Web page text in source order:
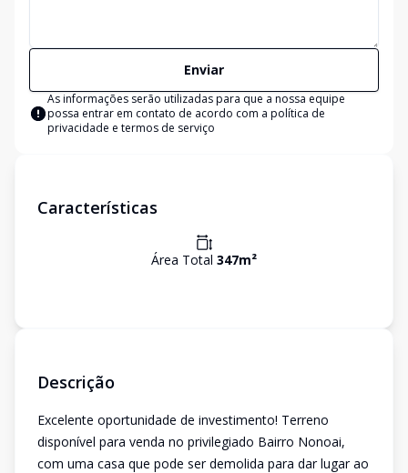
Enviar
As informações serão utilizadas para que a nossa equipe
possa entrar em contato de acordo com a política de
privacidade e termos de serviço
Características
Área Total 347m²
Descrição
Excelente oportunidade de investimento! Terreno
disponível para venda no privilegiado Bairro Nonoai,
com uma casa que pode ser demolida para dar lugar ao